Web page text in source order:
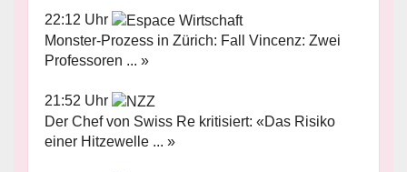
22:12 Uhr
Monster-Prozess in Zürich: Fall Vincenz: Zwei
Professoren ... »
21:52 Uhr
Der Chef von Swiss Re kritisiert: «Das Risiko
einer Hitzewelle ... »